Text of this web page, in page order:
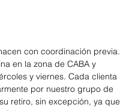
con coordinación previa.
en la zona de CABA y
y viernes. Cada clienta
por nuestro grupo de
retiro, sin excepción, ya que